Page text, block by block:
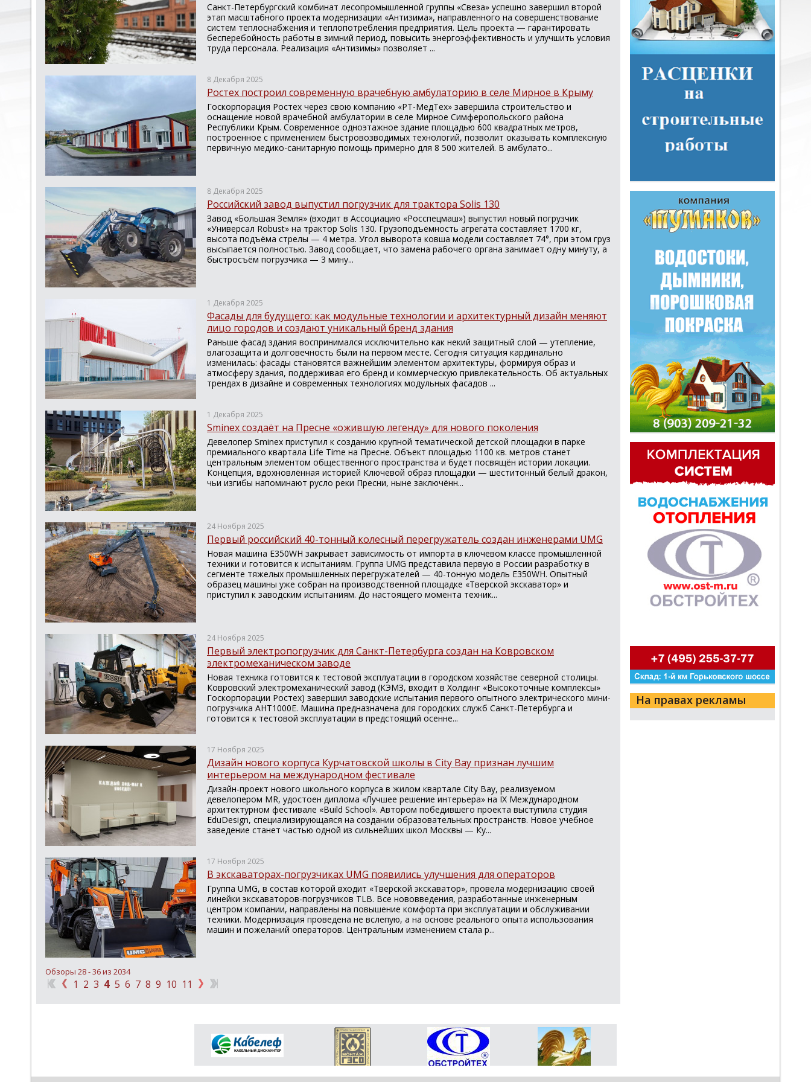
Санкт-Петербургский комбинат лесопромышленной группы «Свеза» успешно завершил второй
этап масштабного проекта модернизации «Антизима», направленного на совершенствование
систем теплоснабжения и теплопотребления предприятия. Цель проекта — гарантировать
бесперебойность работы в зимний период, повысить энергоэффективность и улучшить условия
труда персонала. Реализация «Антизимы» позволяет ...
8 Декабря 2025
Ростех построил современную врачебную амбулаторию в селе Мирное в Крыму
Госкорпорация Ростех через свою компанию «РТ-МедТех» завершила строительство и
оснащение новой врачебной амбулатории в селе Мирное Симферопольского района
Республики Крым. Современное одноэтажное здание площадью 600 квадратных метров,
построенное с применением быстровозводимых технологий, позволит оказывать комплексную
первичную медико-санитарную помощь примерно для 8 500 жителей. В амбулато...
8 Декабря 2025
Российский завод выпустил погрузчик для трактора Solis 130
Завод «Большая Земля» (входит в Ассоциацию «Росспецмаш») выпустил новый погрузчик
«Универсал Robust» на трактор Solis 130. Грузоподъёмность агрегата составляет 1700 кг,
высота подъёма стрелы — 4 метра. Угол выворота ковша модели составляет 74°, при этом груз
высыпается полностью. Завод сообщает, что замена рабочего органа занимает одну минуту, а
быстросъём погрузчика — 3 мину...
1 Декабря 2025
Фасады для будущего: как модульные технологии и архитектурный дизайн меняют
лицо городов и создают уникальный бренд здания
Раньше фасад здания воспринимался исключительно как некий защитный слой — утепление,
влагозащита и долговечность были на первом месте. Сегодня ситуация кардинально
изменилась: фасады становятся важнейшим элементом архитектуры, формируя образ и
атмосферу здания, поддерживая его бренд и коммерческую привлекательность. Об актуальных
трендах в дизайне и современных технологиях модульных фасадов ...
1 Декабря 2025
Sminex создаёт на Пресне «ожившую легенду» для нового поколения
Девелопер Sminex приступил к созданию крупной тематической детской площадки в парке
премиального квартала Life Time на Пресне. Объект площадью 1100 кв. метров станет
центральным элементом общественного пространства и будет посвящён истории локации.
Концепция, вдохновлённая историей Ключевой образ площадки — шеститонный белый дракон,
чьи изгибы напоминают русло реки Пресни, ныне заключённ...
24 Ноября 2025
Первый российский 40-тонный колесный перегружатель создан инженерами UMG
Новая машина E350WH закрывает зависимость от импорта в ключевом классе промышленной
техники и готовится к испытаниям. Группа UMG представила первую в России разработку в
сегменте тяжелых промышленных перегружателей — 40-тонную модель E350WH. Опытный
образец машины уже собран на производственной площадке «Тверской экскаватор» и
приступил к заводским испытаниям. До настоящего момента техник...
24 Ноября 2025
Первый электропогрузчик для Санкт-Петербурга создан на Ковровском
электромеханическом заводе
Новая техника готовится к тестовой эксплуатации в городском хозяйстве северной столицы.
Ковровский электромеханический завод (КЭМЗ, входит в Холдинг «Высокоточные комплексы»
Госкорпорации Ростех) завершил заводские испытания первого опытного электрического мини-
погрузчика АНТ1000Е. Машина предназначена для городских служб Санкт-Петербурга и
готовится к тестовой эксплуатации в предстоящий осенне...
17 Ноября 2025
Дизайн нового корпуса Курчатовской школы в City Bay признан лучшим
интерьером на международном фестивале
Дизайн-проект нового школьного корпуса в жилом квартале City Bay, реализуемом
девелопером MR, удостоен диплома «Лучшее решение интерьера» на IX Международном
архитектурном фестивале «Build School». Автором победившего проекта выступила студия
EduDesign, специализирующаяся на создании образовательных пространств. Новое учебное
заведение станет частью одной из сильнейших школ Москвы — Ку...
17 Ноября 2025
В экскаваторах-погрузчиках UMG появились улучшения для операторов
Группа UMG, в состав которой входит «Тверской экскаватор», провела модернизацию своей
линейки экскаваторов-погрузчиков TLB. Все нововведения, разработанные инженерным
центром компании, направлены на повышение комфорта при эксплуатации и обслуживании
техники. Модернизация проведена не вслепую, а на основе реального опыта использования
машин и пожеланий операторов. Центральным изменением стала р...
Обзоры 28 - 36 из 2034
1 2 3 4 5 6 7 8 9 10 11
На правах рекламы